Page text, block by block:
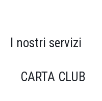
I nostri servizi
CARTA CLUB